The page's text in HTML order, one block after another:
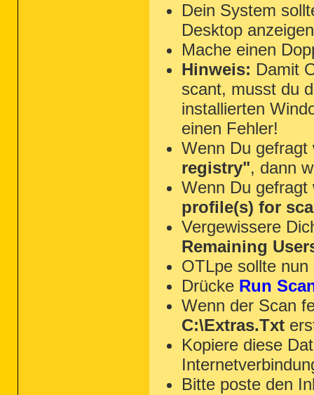
Dein System
Desktop
Mache einen
Hinweis: Damit
scant, musst du
installierten
einen Fehler!
Wenn Du
registry", dann
Wenn Du
profile(s) for
Vergewissere
Remaining
OTLpe sollte nun
Drücke Run
Wenn der Scan
C:\Extras.Txt
Kopiere diese
Bitte poste den